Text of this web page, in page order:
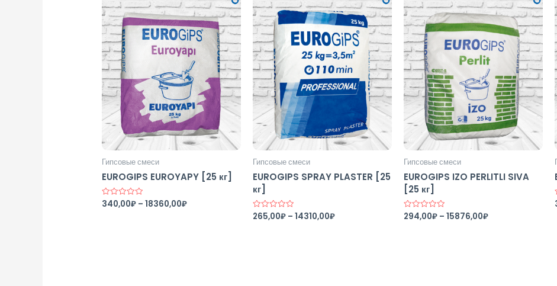
Гипсовые смеси
EUROGIPS EUROYAPY [25 кг]
Оценка
0
340,00₽ –18360,00₽
Гипсовые смеси
EUROGIPS SPRAY PLASTER [25
кг]
Оценка
0
265,00₽ –14310,00₽
Гипсовые смеси
EUROGIPS IZO PERLITLI SIVA
[25 кг]
Оценка
0
294,00₽– 15876,00₽